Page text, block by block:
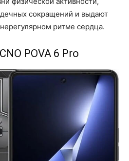
сокращений и выдают
ритме сердца.
POVA 6 Pro